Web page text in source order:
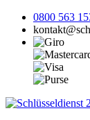
0800 563